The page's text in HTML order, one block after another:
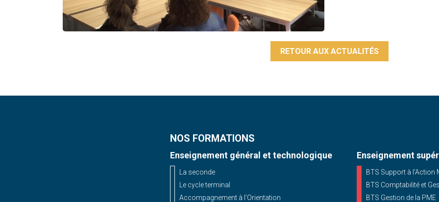
RETOUR AUX ACTUALITÉS
NOS FORMATIONS
Enseignement général et technologique
La seconde
Le cycle terminal
Accompagnement à l'Orientation
Enseignement
BTS Support à l’Action
BTS Comptabilité et
BTS Gestion de la PME